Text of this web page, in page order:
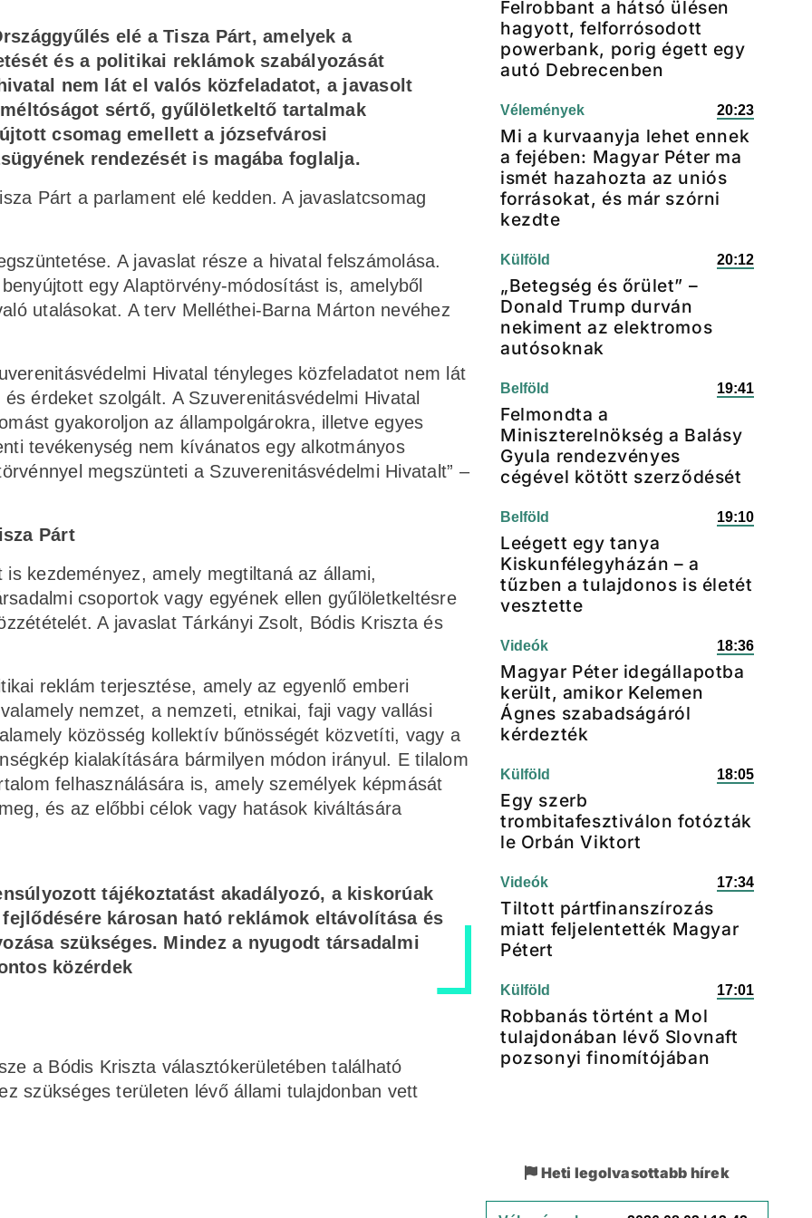
elé a Tisza Párt, amelyek a
és a politikai reklámok szabályozását
nem lát el valós közfeladatot, a javasolt
sértő, gyűlöletkeltő tartalmak
csomag emellett a józsefvárosi
rendezését is magába foglalja.
Párt a parlament elé kedden. A javaslatcsomag
A javaslat része a hivatal felszámolása.
egy Alaptörvény-módosítást is, amelyből
utalásokat. A terv Melléthei-Barna Márton nevéhez
Hivatal tényleges közfeladatot nem lát
érdeket szolgált. A Szuverenitásvédelmi Hivatal
gyakoroljon az állampolgárokra, illetve egyes
tevékenység nem kívánatos egy alkotmányos
megszünteti a Szuverenitásvédelmi Hivatalt” –
Párt
kezdeményez, amely megtiltaná az állami,
csoportok vagy egyének ellen gyűlöletkeltésre
A javaslat Tárkányi Zsolt, Bódis Kriszta és
reklám terjesztése, amely az egyenlő emberi
nemzet, a nemzeti, etnikai, faji vagy vallási
közösség kollektív bűnösségét közvetíti, vagy a
kialakítására bármilyen módon irányul. E tilalom
felhasználására is, amely személyek képmását
és az előbbi célok vagy hatások kiváltására
tájékoztatást akadályozó, a kiskorúak
károsan ható reklámok eltávolítása és
szükséges. Mindez a nyugodt társadalmi
közérdek
a Bódis Kriszta választókerületében található
szükséges területen lévő állami tulajdonban vett
Felrobbant a hátsó ülésen
hagyott, felforrósodott
powerbank, porig égett egy
autó Debrecenben
Vélemények 20:23
Mi a kurvaanyja lehet ennek
a fejében: Magyar Péter ma
ismét hazahozta az uniós
forrásokat, és már szórni
kezdte
Külföld 20:12
„Betegség és őrület” –
Donald Trump durván
nekiment az elektromos
autósoknak
Belföld 19:41
Felmondta a
Miniszterelnökség a Balásy
Gyula rendezvényes
cégével kötött szerződését
Belföld 19:10
Leégett egy tanya
Kiskunfélegyházán – a
tűzben a tulajdonos is életét
vesztette
Videók 18:36
Magyar Péter idegállapotba
került, amikor Kelemen
Ágnes szabadságáról
kérdezték
Külföld 18:05
Egy szerb
trombitafesztiválon fotózták
le Orbán Viktort
Videók 17:34
Tiltott pártfinanszírozás
miatt feljelentették Magyar
Pétert
Külföld 17:01
Robbanás történt a Mol
tulajdonában lévő Slovnaft
pozsonyi finomítójában
Heti legolvasottabb hírek